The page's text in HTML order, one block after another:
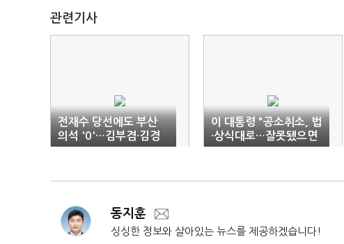
관련기사
전재수 당선에도 부산
의석 '0'…김부겸·김경
수도 '지역주의 고배'
이 대통령 "공소취소, 법
·상식대로…잘못됐으면
취소, 아니면 놔두는 것“
동지훈
싱싱한 정보와 살아있는 뉴스를 제공하겠습니다!